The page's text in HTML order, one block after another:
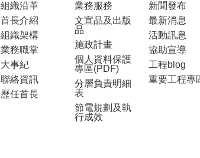
組織沿革
首長介紹
組織架構
業務職掌
大事紀
聯絡資訊
歷任首長
業務服務
文宣品及出版
品
施政計畫
個人資料保護
專區(PDF)
分層負責明細
表
節電規劃及執
行成效
新聞發布
最新消息
活動訊息
協助宣導
工程blog
重要工程專